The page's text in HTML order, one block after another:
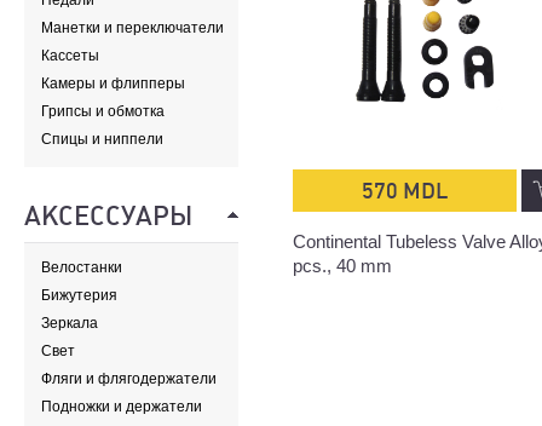
Манетки и переключатели
Кассеты
Камеры и флипперы
Грипсы и обмотка
Спицы и ниппели
АКСЕССУАРЫ
Велостанки
Бижутерия
Зеркала
Свет
Фляги и флягодержатели
Подножки и держатели
570 MDL
Continental Tubeless Valve
pcs., 40 mm